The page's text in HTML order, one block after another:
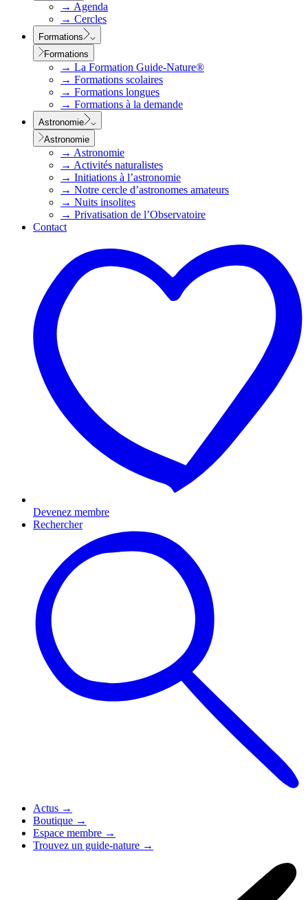
→ Agenda
→ Cercles
Formations
Formations
→ La Formation Guide-Nature®
→ Formations scolaires
→ Formations longues
→ Formations à la demande
Astronomie
Astronomie
→ Astronomie
→ Activités naturalistes
→ Initiations à l’astronomie
→ Notre cercle d’astronomes amateurs
→ Nuits insolites
→ Privatisation de l’Observatoire
Contact
Devenez membre
Rechercher
Actus →
Boutique →
Espace membre →
Trouvez un guide-nature →